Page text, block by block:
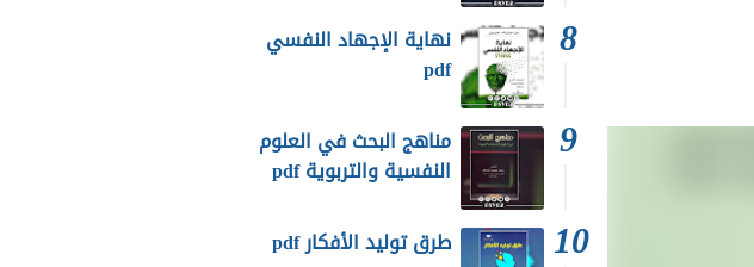
نهاية الإجهاد النفسي
pdf
مناهج البحث في العلوم
النفسية والتربوية pdf
طرق توليد الأفكار pdf